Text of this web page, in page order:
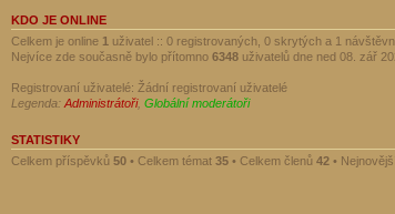
KDO JE ONLINE
Celkem je online 1 uživatel :: 0 registrovaných, 0 skrytých a 1
Nejvíce zde současně bylo přítomno 6348 uživatelů dne ned 08. zář
Registrovaní uživatelé: Žádní registrovaní uživatelé
Legenda: Administrátoři, Globální moderátoři
STATISTIKY
Celkem příspěvků 50 • Celkem témat 35 • Celkem členů 42 •